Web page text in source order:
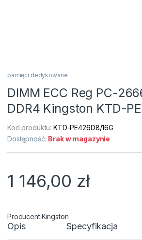
pamięci dedykowane
DIMM ECC Reg PC-
DDR4 Kingston KTD-
Kod produktu:KTD-PE426D8/16G
Dostępność: Brak w magazynie
1 146,00 zł
Kingston
Opis Specyfikacja